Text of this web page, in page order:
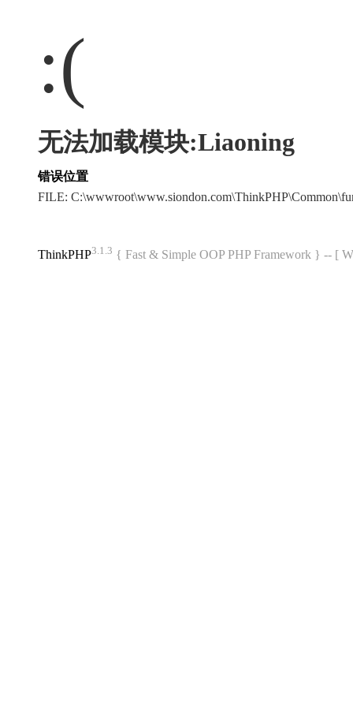
:(
无法加载模块:Liaoning
错误位置
FILE:
ThinkPHP3.1.3 { Fast & Simple OOP PHP Framework } -- [